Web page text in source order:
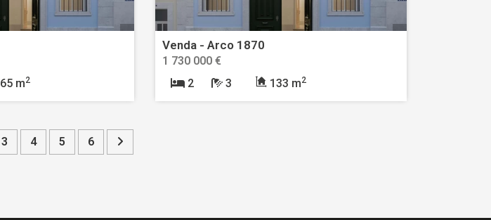
65 m2
Venda - Arco 1870
1 730 000 €
2
3 133 m2
3 4 5 6